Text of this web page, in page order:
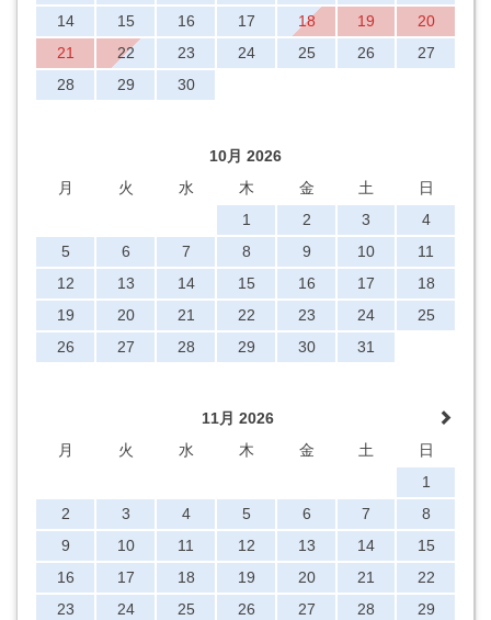
14
15 16 17 18 19
20
21
22 23 24 25 26
27
28
29 30
10月 2026
月
火 水 木 金 土
日
1
2 3
4
5
6 7 8 9 10
11
12
13 14 15 16 17
18
19
20 21 22 23 24
25
26
27 28 29 30 31
11月 2026
月
火 水 木 金 土
日
1
2
3 4 5 6 7
8
9
10 11 12 13 14
15
16
17 18 19 20 21
22
23
24 25 26 27 28
29